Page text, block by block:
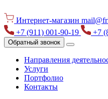
Интернет-магазин
+7 (911) 001-90-19
+7
Обратный звонок
Направления
Услуги
Портфолио
Контакты